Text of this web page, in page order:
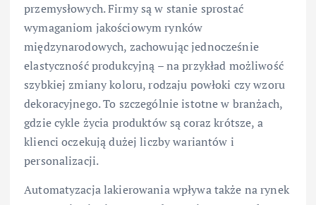
przemysłowych. Firmy są w stanie sprostać
wymaganiom jakościowym rynków
międzynarodowych, zachowując jednocześnie
elastyczność produkcyjną – na przykład możliwość
szybkiej zmiany koloru, rodzaju powłoki czy wzoru
dekoracyjnego. To szczególnie istotne w branżach,
gdzie cykle życia produktów są coraz krótsze, a
klienci oczekują dużej liczby wariantów i
personalizacji.
Automatyzacja lakierowania wpływa także na rynek